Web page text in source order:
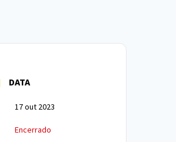
DATA
17 out 2023
Encerrado